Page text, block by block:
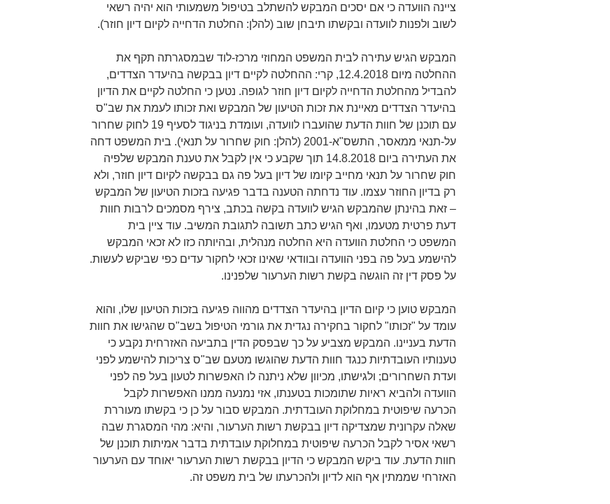
ציינה הוועדה כי אם יסכים המבקש להשתלב בטיפול משמעותי הוא יהיה רשאי
לשוב ולפנות לוועדה ובקשתו תיבחן שוב (להלן: החלטת הדחייה לקיום דיון חוזר).
המבקש הגיש עתירה לבית המשפט המחוזי מרכז-לוד שבמסגרתה תקף את
ההחלטה מיום 12.4.2018, קרי: ההחלטה לקיים דיון בבקשה בהיעדר הצדדים,
להבדיל מהחלטת הדחייה לקיום דיון חוזר לגופה. נטען כי החלטה לקיים את הדיון
בהיעדר הצדדים מאיינת את זכות הטיעון של המבקש ואת זכותו לעמת את שב"ס
עם תוכנן של חוות הדעת שהועברו לוועדה, ועומדת בניגוד לסעיף 19 לחוק שחרור
על-תנאי ממאסר, התשס"א-2001 (להלן: חוק שחרור על תנאי). בית המשפט דחה
את העתירה ביום 14.8.2018 תוך שקבע כי אין לקבל את טענת המבקש שלפיה
חוק שחרור על תנאי מחייב קיומו של דיון בעל פה גם בבקשה לקיום דיון חוזר, ולא
רק בדיון החוזר עצמו. עוד נדחתה הטענה בדבר פגיעה בזכות הטיעון של המבקש
– זאת בהינתן שהמבקש הגיש לוועדה בקשה בכתב, צירף מסמכים לרבות חוות
דעת פרטית מטעמו, ואף הגיש כתב תשובה לתגובת המשיב. עוד ציין בית
המשפט כי החלטת הוועדה היא החלטה מנהלית, ובהיותה כזו לא זכאי המבקש
להישמע בעל פה בפני הוועדה ובוודאי שאינו זכאי לחקור עדים כפי שביקש לעשות.
על פסק דין זה הוגשה בקשת רשות הערעור שלפנינו.
המבקש טוען כי קיום הדיון בהיעדר הצדדים מהווה פגיעה בזכות הטיעון שלו, והוא
עומד על "זכותו" לחקור בחקירה נגדית את גורמי הטיפול בשב"ס שהגישו את חוות
הדעת בעניינו. המבקש מצביע על כך שבפסק הדין בתביעה האזרחית נקבע כי
טענותיו העובדתיות כנגד חוות הדעת שהוגשו מטעם שב"ס צריכות להישמע לפני
ועדת השחרורים; ולגישתו, מכיוון שלא ניתנה לו האפשרות לטעון בעל פה לפני
הוועדה ולהביא ראיות שתומכות בטענתו, אזי נמנעה ממנו האפשרות לקבל
הכרעה שיפוטית במחלוקת העובדתית. המבקש סבור על כן כי בקשתו מעוררת
שאלה עקרונית שמצדיקה דיון בבקשת רשות הערעור, והיא: מהי המסגרת שבה
רשאי אסיר לקבל הכרעה שיפוטית במחלוקת עובדתית בדבר אמיתות תוכנן של
חוות הדעת. עוד ביקש המבקש כי הדיון בבקשת רשות הערעור יאוחד עם הערעור
האזרחי שממתין אף הוא לדיון ולהכרעתו של בית משפט זה.